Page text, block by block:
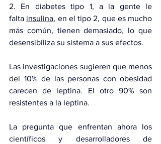
2. En diabetes tipo 1, a la gente le
falta insulina, en el tipo 2, que es mucho
más común, tienen demasiado, lo que
desensibiliza su sistema a sus efectos.
Las investigaciones sugieren que menos
del 10% de las personas con obesidad
carecen de leptina. El otro 90% son
resistentes a la leptina.
La pregunta que enfrentan ahora los
científicos y desarrolladores de